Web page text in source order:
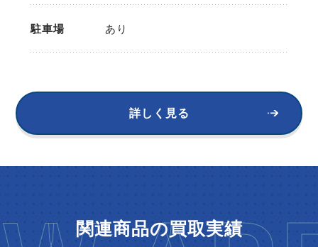
駐車場 あり
詳しく見る
関連商品の買取実績